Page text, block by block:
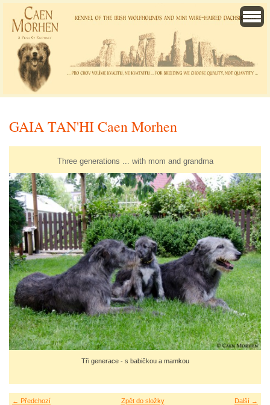
GAIA TAN'HI Caen Morhen
Three generations ... with mom and grandma
Tři generace - s babičkou a mamkou
← Předchozí Další →
Zpět do složky